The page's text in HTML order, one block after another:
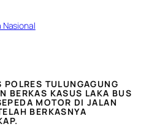
Nasional
POLRES TULUNGAGUNG
BERKAS KASUS LAKA BUS
MOTOR DI JALAN
BERKASNYA